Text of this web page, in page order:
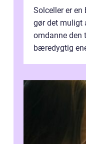
Solceller er en
gør det muligt
omdanne den
bæredygtig